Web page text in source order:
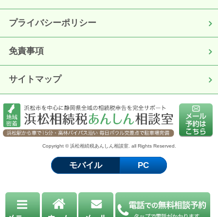
プライバシーポリシー
免責事項
サイトマップ
Copyright © 浜松相続税あんしん相談室. all Rights Reserved.
モバイル PC